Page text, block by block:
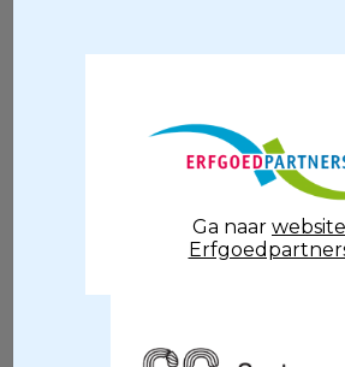
Molenaars 50 jaar. In het
jubileum zal iedere afdeling
rekening nemen. Maart is
Ga naar website